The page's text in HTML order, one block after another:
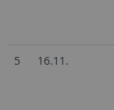
5 16.11.